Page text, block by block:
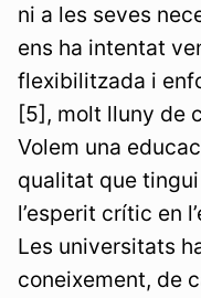
ni a les seves
ens ha intentat
flexibilitzada i
[5], molt lluny de
Volem una
qualitat que
l’esperit crític en
Les universitats
coneixement, de